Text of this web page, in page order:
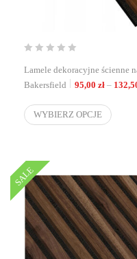
Lamele dekoracyjne ścienne
Bakersfield
95,00 zł –
WYBIERZ OPCJE
SALE